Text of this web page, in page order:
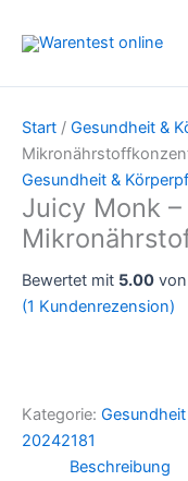
Inhalt
Start / Gesundheit &
Gesundheit &
Juicy Monk –
Bewertet mit 5.00
(1 Kundenrezension)
Kategorie:
20242181
Beschreibung